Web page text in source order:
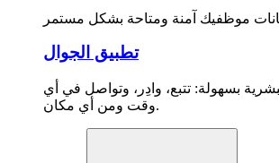
موظفيك آمنة ومتاحة بشكل مستمر
تطبيق الجوال
بسهولة: تتبع، وادِر، وتواصل في أي
وقت ومن أي مكان.